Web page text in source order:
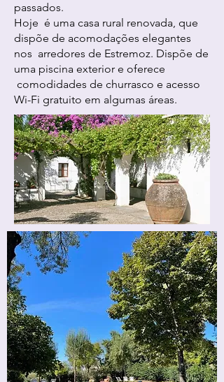
passados.
Hoje é uma casa rural renovada, que
dispõe de acomodações elegantes
nos arredores de Estremoz. Dispõe de
uma piscina exterior e oferece
comodidades de churrasco e acesso
Wi-Fi gratuito em algumas áreas.